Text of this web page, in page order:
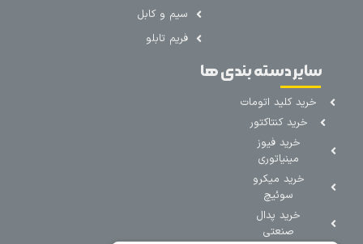
سیم و کابل
فریم تابلو
سایر دسته بندی ها
خرید کلید اتومات
خرید کنتاکتور
خرید فیوز
مینیاتوری
خرید میکرو
سوئیچ
خرید پدال
صنعتی